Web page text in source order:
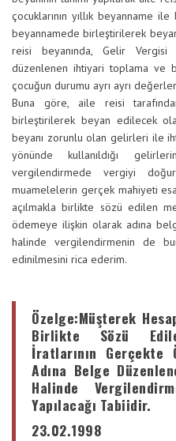
çocuklarının yıllık beyanname
beyannamede birleştirilerek
reisi beyanında, Gelir
düzenlenen ihtiyari toplama ve
çocuğun durumu ayrı ayrı
Buna göre, aile reisi
birleştirilerek beyan edilecek
beyanı zorunlu olan gelirleri ile
yönünde kullanıldığı
vergilendirmede vergiyi
muamelelerin gerçek mahiyeti
açılmakla birlikte sözü edilen
ödemeye ilişkin olarak adına
halinde vergilendirmenin de
edinilmesini rica ederim.
Özelge:Müşterek
Birlikte Sözü
İratlarının Gerçekte
Adına Belge
Halinde
Yapılacağı Tabiidir.
23.02.1998